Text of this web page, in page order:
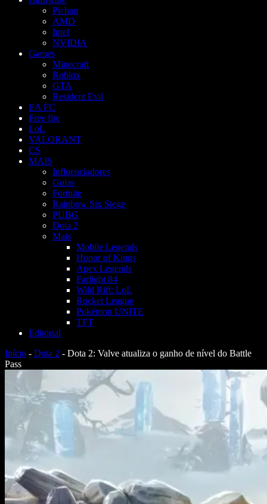
Pichau
AMD
Intel
NVIDIA
Games
Minecraft
Roblox
GTA
Resident Evil
EA FC
Free fire
LoL
VALORANT
CS
MAIS
Influenciadores
Guias
Fortnite
Rainbow Six Siege
PUBG
Dota 2
Mais
Mobile Legends
Honor of Kings
Apex Legends
Farlight 84
Wild Rift: LoL
Rocket League
Pokémon UNITE
TFT
Editorial
Início - Dota 2 - Dota 2: Valve atualiza o ganho de nível do Battle
Pass